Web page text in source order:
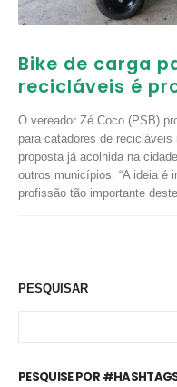
Bike de carga
recicláveis é
O vereador Zé Coco (PSB)
para catadores de
proposta já acolhida na
outros municípios. “A ideia é
profissão tão importante
PESQUISAR
PESQUISE POR